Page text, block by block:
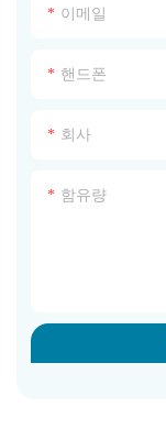
이메일
핸드폰
회사
함유량